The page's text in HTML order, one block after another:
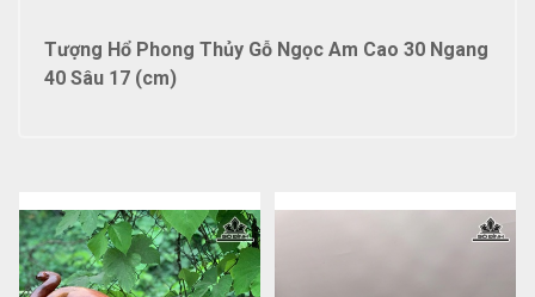
Tượng Hổ Phong Thủy Gỗ Ngọc Am Cao 30 Ngang
40 Sâu 17 (cm)